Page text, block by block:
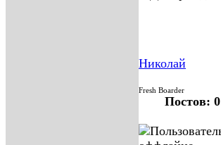
Николай
Fresh Boarder
Постов: 0